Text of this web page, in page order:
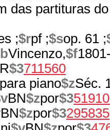
das partituras
;$rpf ;$sop. 61 ;
Vincenzo,$f
$3711560
piano$zSéc.
BN$zpor$3
BN$zpor$3295835